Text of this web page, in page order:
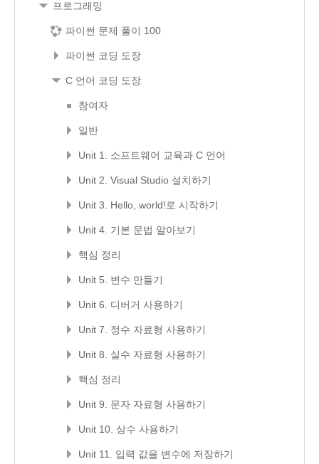
프로그래밍
파이썬 문제 풀이 100
파이썬 코딩 도장
C 언어 코딩 도장
참여자
일반
Unit 1. 소프트웨어 교육과 C 언어
Unit 2. Visual Studio 설치하기
Unit 3. Hello, world!로 시작하기
Unit 4. 기본 문법 알아보기
핵심 정리
Unit 5. 변수 만들기
Unit 6. 디버거 사용하기
Unit 7. 정수 자료형 사용하기
Unit 8. 실수 자료형 사용하기
핵심 정리
Unit 9. 문자 자료형 사용하기
Unit 10. 상수 사용하기
Unit 11. 입력 값을 변수에 저장하기